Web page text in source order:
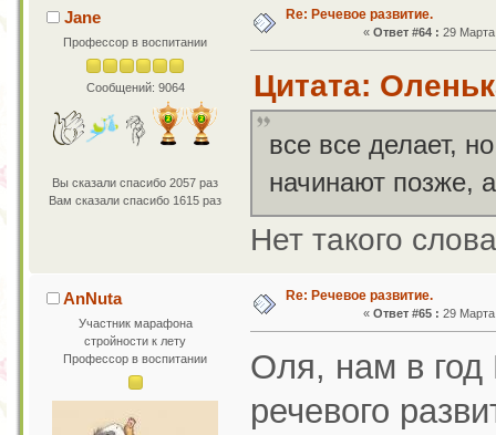
Jane
Профессор в воспитании
Сообщений: 9064
Вы сказали спасибо 2057 раз
Вам сказали спасибо 1615 раз
Re: Речевое развитие.
« Ответ #64 : 29
Цитата:
все все делает,
начинают позже,
Нет такого
AnNuta
Участник марафона
стройности к лету
Профессор в воспитании
Re: Речевое развитие.
« Ответ #65 : 29
Оля, нам в год
речевого